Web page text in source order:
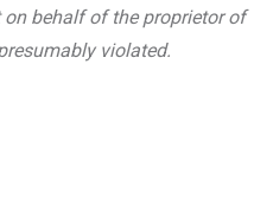
behalf of the proprietor of
violated.